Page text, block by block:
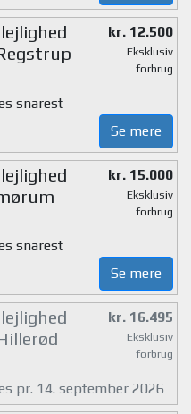
kr. 12.500
Eksklusiv
forbrug
snarest
Se mere
kr. 15.000
Eksklusiv
forbrug
snarest
Se mere
kr. 16.495
Eksklusiv
forbrug
pr. 14. september 2026